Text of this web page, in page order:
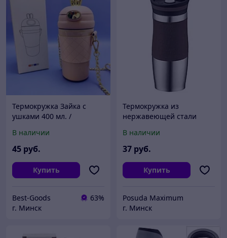
Термокружка Зайка с
ушками 400 мл. /
нержавеющей стали с
чехлом, ремешком и
трубочкой Розовый
В наличии
45 руб.
Купить
Best-Goods
63%
г. Минск
Термокружка из
нержавеющей стали
В наличии
37 руб.
Купить
Posuda Maximum
г. Минск